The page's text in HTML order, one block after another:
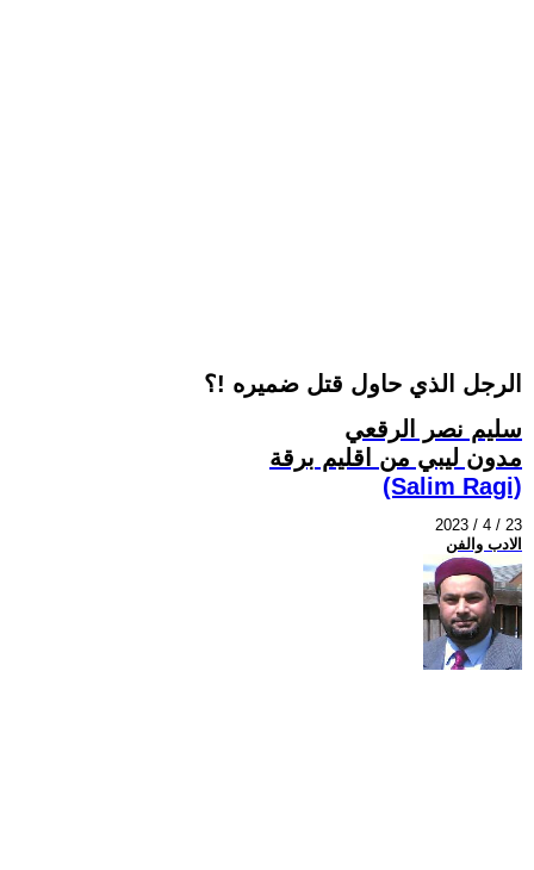
الرجل الذي حاول قتل ضميره !؟
سليم نصر الرقعي
مدون ليبي من اقليم برقة
(Salim Ragi)
2023 / 4 / 23
الادب والفن